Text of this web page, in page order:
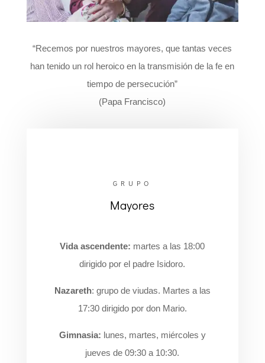
“Recemos por nuestros mayores, que tantas veces
han tenido un rol heroico en la transmisión de la fe en
tiempo de persecución”
(Papa Francisco)
GRUPO
Mayores
Vida ascendente: martes a las 18:00
dirigido por el padre Isidoro.
Nazareth: grupo de viudas. Martes a las
17:30 dirigido por don Mario.
Gimnasia: lunes, martes, miércoles y
jueves de 09:30 a 10:30.